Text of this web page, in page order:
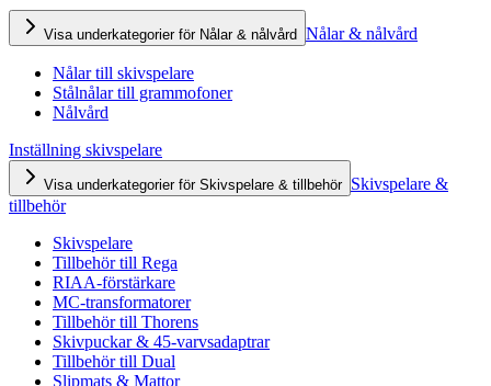
Visa underkategorier för Nålar & nålvård Nålar & nålvård
Nålar till skivspelare
Stålnålar till grammofoner
Nålvård
Inställning skivspelare
Visa underkategorier för Skivspelare & tillbehör Skivspelare &
tillbehör
Skivspelare
Tillbehör till Rega
RIAA-förstärkare
MC-transformatorer
Tillbehör till Thorens
Skivpuckar & 45-varvsadaptrar
Tillbehör till Dual
Slipmats & Mattor